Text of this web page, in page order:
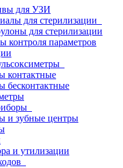
для УЗИ
для стерилизации
для стерилизации
контроля параметров
контактные
бесконтактные
и зубные центры
и утилизации